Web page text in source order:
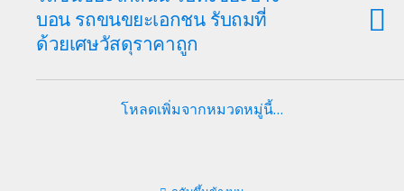
บอน รถขนขยะเอกชน รับถมที่
ด้วยเศษวัสดุราคาถูก
โหลดเพิ่มจากหมวดหมู่นี้…